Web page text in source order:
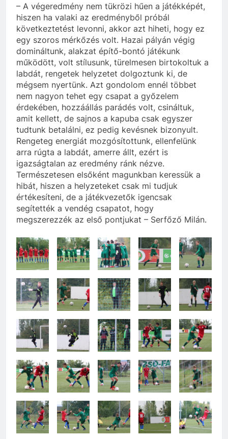
– A végeredmény nem tükrözi hűen a játékképét,
hiszen ha valaki az eredményből próbál
következtetést levonni, akkor azt hiheti, hogy ez
egy szoros mérkőzés volt. Hazai pályán végig
domináltunk, alakzat építő-bontó játékunk
működött, volt stílusunk, türelmesen birtokoltuk a
labdát, rengetek helyzetet dolgoztunk ki, de
mégsem nyertünk. Azt gondolom ennél többet
nem nagyon tehet egy csapat a győzelem
érdekében, hozzáállás parádés volt, csináltuk,
amit kellett, de sajnos a kapuba csak egyszer
tudtunk betalálni, ez pedig kevésnek bizonyult.
Rengeteg energiát mozgósítottunk, ellenfelünk
arra rúgta a labdát, amerre állt, ezért is
igazságtalan az eredmény ránk nézve.
Természetesen elsőként magunkban keressük a
hibát, hiszen a helyzeteket csak mi tudjuk
értékesíteni, de a játékvezetők igencsak
segítették a vendég csapatot, hogy
megszerezzék az első pontjukat – Serfőző Milán.